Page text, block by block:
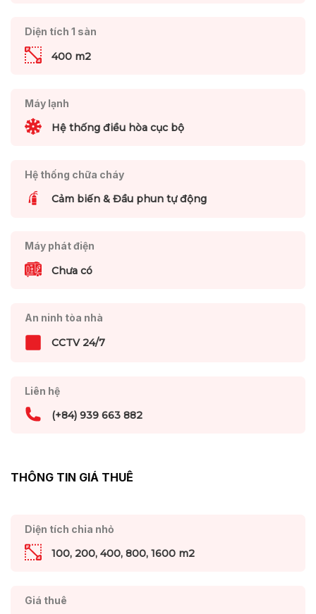
Diện tích 1 sàn
400 m2
Máy lạnh
Hệ thống điều hòa cục bộ
Hệ thống chữa cháy
Cảm biến & Đầu phun tự động
Máy phát điện
Chưa có
An ninh tòa nhà
CCTV 24/7
Liên hệ
(+84) 939 663 882
THÔNG TIN GIÁ THUÊ
Diện tích chia nhỏ
100, 200, 400, 800, 1600 m2
Giá thuê